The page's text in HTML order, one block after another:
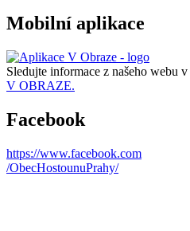
Mobilní aplikace
Sledujte informace z našeho webu v
V OBRAZE.
Facebook
https://www.facebook.com
/ObecHostounuPrahy/